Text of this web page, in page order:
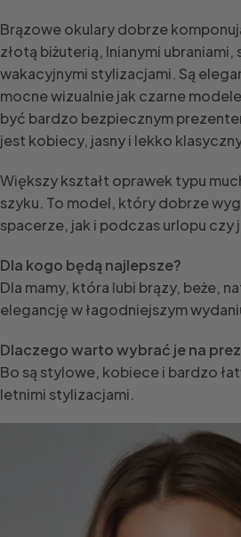
Brązowe okulary dobrze
złotą biżuterią, lnianymi ubraniami,
wakacyjnymi stylizacjami. Są
mocne wizualnie jak czarne
być bardzo bezpiecznym
jest kobiecy, jasny i lekko
Większy kształt oprawek typu
szyku. To model, który dobrze
spacerze, jak i podczas urlopu czy
Dla kogo będą najlepsze?
Dla mamy, która lubi brązy, beże,
elegancję w łagodniejszym
Dlaczego warto wybrać je na
Bo są stylowe, kobiece i bardzo
letnimi stylizacjami.